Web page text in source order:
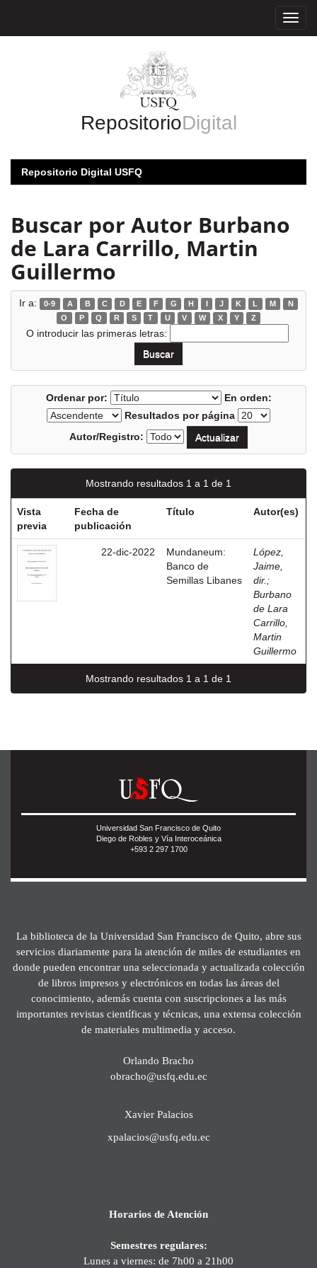
RepositorioDigital
Repositorio Digital USFQ
Buscar por Autor Burbano
de Lara Carrillo, Martin
Guillermo
Ir a: 0-9 A B C D E F G H I J K L M
N
O
P Q R S T U V W X Y Z
O introducir las primeras letras:
Ordenar por:
En orden:
Resultados por página
Autor/Registro:
Mostrando resultados 1 a 1 de 1
Vista
previa
Fecha de
publicación
Título Autor(es)
22-dic-2022
Mundaneum:
Banco de
Semillas Libanes
López,
Jaime,
dir. ;
Burbano
de Lara
Carrillo,
Martin
Guillermo
Mostrando resultados 1 a 1 de 1
Universidad San Francisco de Quito
Diego de Robles y Vía Interoceánica
+593 2 297 1700
La biblioteca de la Universidad San Francisco de Quito, abre sus
servicios diariamente para la atención de miles de estudiantes en
donde pueden encontrar una seleccionada y actualizada colección
de libros impresos y electrónicos en todas las áreas del
conocimiento, además cuenta con suscripciones a las más
importantes revistas científicas y técnicas, una extensa colección
de materiales multimedia y acceso.
Orlando Bracho
obracho@usfq.edu.ec
Xavier Palacios
xpalacios@usfq.edu.ec
Horarios de Atención
Semestres regulares:
Lunes a viernes: de 7h00 a 21h00